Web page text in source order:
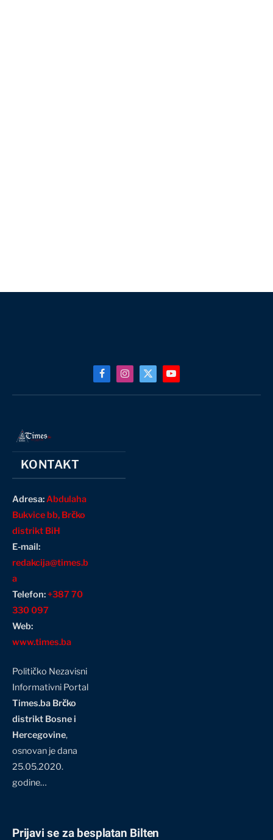
FacebookInstagram
X
(Twitter)
YouTube
KONTAKT
Adresa:Abdulaha
Bukvice bb, Brčko
distrikt BiH
E-mail:
redakcija@times.b
a
Telefon:+387 70
330 097
Web:
www.times.ba
Političko Nezavisni
Informativni Portal
Times.ba Brčko
distrikt Bosne i
Hercegovine,
osnovan je dana
25.05.2020.
godine…
Prijavi se za besplatan Bilten